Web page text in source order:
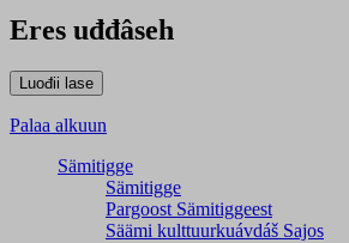
Eres uđđâseh
Palaa alkuun
Sämitigge
Sämitigge
Pargoost Sämitiggeest
Säämi kulttuurkuávdáš Sajos